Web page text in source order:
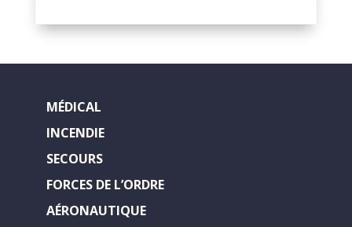
MÉDICAL
INCENDIE
SECOURS
FORCES DE L’ORDRE
AÉRONAUTIQUE